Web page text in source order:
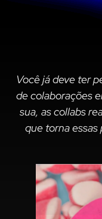
Você já deve ter
de colaborações
sua, as collabs
que torna